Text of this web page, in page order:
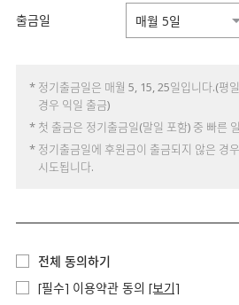
출금일
* 정기출금일은 매월 5, 15, 25일입니다.(평
경우 익일 출금)
* 첫 출금은 정기출금일(말일 포함) 중 빠른
* 정기출금일에 후원금이 출금되지 않은 경
시도됩니다.
전체 동의하기
[필수] 이용약관 동의 [보기]